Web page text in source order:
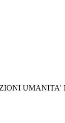
UMANITA'